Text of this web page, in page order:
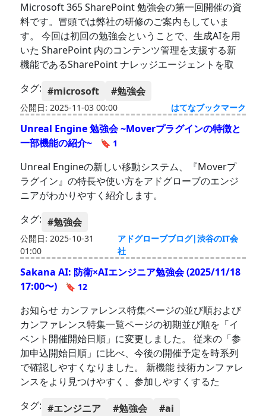
Microsoft 365 SharePoint 勉強会の第一回開催の資
料です。冒頭では弊社の研修のご案内もしていま
す。 今回は初回の勉強会ということで、生成AIを用
いた SharePoint 内のコンテンツ管理を支援する新
機能であるSharePoint ナレッジエージェントを取
タグ: #microsoft #勉強会
公開日: 2025-11-03 00:00 はてなブックマーク
Unreal Engine 勉強会 ~Moverプラグインの特徴と
一部機能の紹介~
🔖 1
Unreal Engineの新しい移動システム、『Moverプ
ラグイン』の特長や使い方をアドグローブのエンジ
ニアがわかりやすく紹介します。
タグ: #勉強会
公開日: 2025-10-31
01:00
アドグローブブログ|渋谷のIT会
社
Sakana AI: 防衛×AIエンジニア勉強会 (2025/11/18
17:00〜)
🔖 12
お知らせ カンファレンス特集ページの並び順および
カンファレンス特集一覧ページの初期並び順を「イ
ベント開催開始日順」に変更しました。 従来の「参
加申込開始日順」に比べ、今後の開催予定を時系列
で確認しやすくなりました。 新機能 技術カンファレ
ンスをより見つけやすく、参加しやすくするた
タグ: #エンジニア #勉強会 #ai